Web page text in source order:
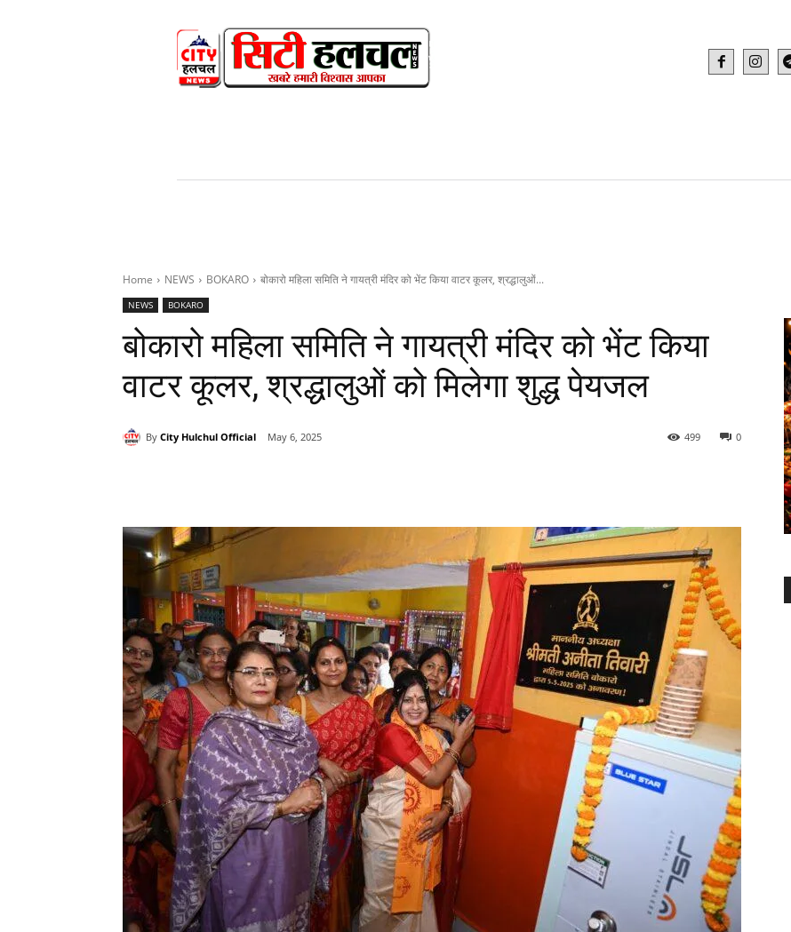
WEB
Home NEWS BOKARO बोकारो महिला समिति ने गायत्री मंदिर को भेंट किया वाटर कूलर, श्रद्धालुओं...
NEWS BOKARO
बोकारो महिला समिति ने गायत्री मंदिर को भेंट किया
वाटर कूलर, श्रद्धालुओं को मिलेगा शुद्ध पेयजल
By City Hulchul Official May 6, 2025 0
499